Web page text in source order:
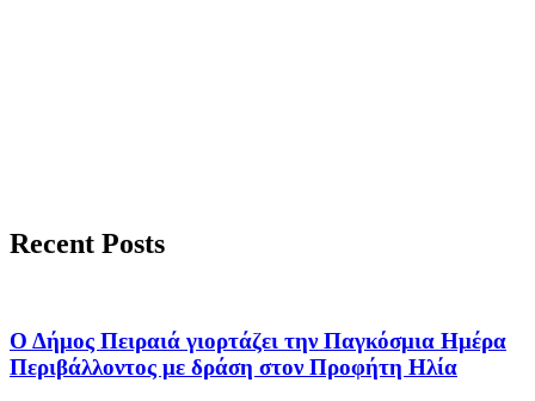
Recent Posts
Ο Δήμος Πειραιά γιορτάζει την Παγκόσμια Ημέρα
Περιβάλλοντος με δράση στον Προφήτη Ηλία